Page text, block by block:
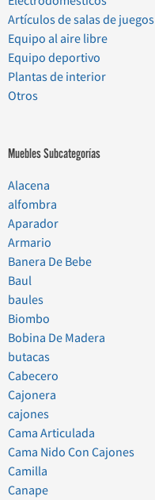
Artículos de salas de juegos
Equipo al aire libre
Equipo deportivo
Plantas de interior
Otros
Muebles Subcategorías
Alacena
alfombra
Aparador
Armario
Banera De Bebe
Baul
baules
Biombo
Bobina De Madera
butacas
Cabecero
Cajonera
cajones
Cama Articulada
Cama Nido Con Cajones
Camilla
Canape